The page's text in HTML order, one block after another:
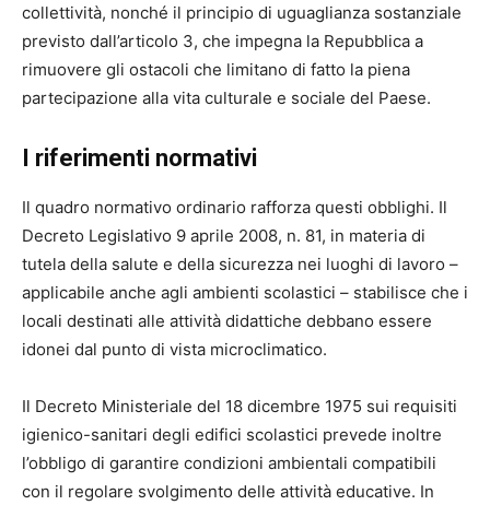
collettività, nonché il principio di uguaglianza sostanziale
previsto dall’articolo 3, che impegna la Repubblica a
rimuovere gli ostacoli che limitano di fatto la piena
partecipazione alla vita culturale e sociale del Paese.
I riferimenti normativi
Il quadro normativo ordinario rafforza questi obblighi. Il
Decreto Legislativo 9 aprile 2008, n. 81, in materia di
tutela della salute e della sicurezza nei luoghi di lavoro –
applicabile anche agli ambienti scolastici – stabilisce che i
locali destinati alle attività didattiche debbano essere
idonei dal punto di vista microclimatico.
Il Decreto Ministeriale del 18 dicembre 1975 sui requisiti
igienico-sanitari degli edifici scolastici prevede inoltre
l’obbligo di garantire condizioni ambientali compatibili
con il regolare svolgimento delle attività educative. In